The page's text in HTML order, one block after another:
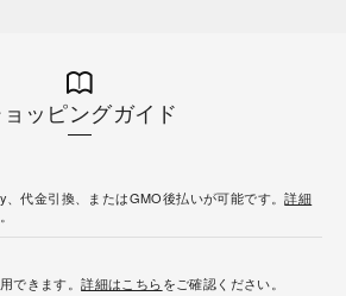
ョッピングガイド
、代金引換、またはGMO後払いが可能です。詳細
できます。詳細はこちらをご確認ください。